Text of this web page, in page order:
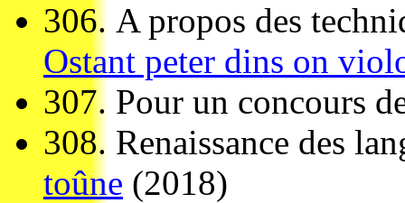
306. A propos des
Ostant peter dins on
307. Pour un concours
308. Renaissance des
toûne (2018)